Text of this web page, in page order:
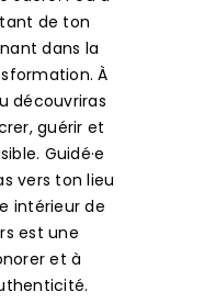
dans la
À
découvriras
guérir et
Guidé·e
vers ton lieu
intérieur de
est une
et à